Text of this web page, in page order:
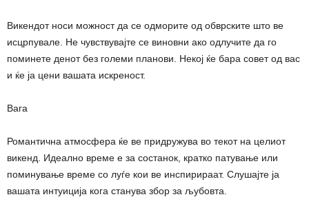
Викендот носи можност да се одморите од обврските што ве
исцрпувале. Не чувствувајте се виновни ако одлучите да го
поминете денот без големи планови. Некој ќе бара совет од вас
и ќе ја цени вашата искреност.
Вага
Романтична атмосфера ќе ве придружува во текот на целиот
викенд. Идеално време е за состанок, кратко патување или
поминување време со луѓе кои ве инспирираат. Слушајте ја
вашата интуиција кога станува збор за љубовта.